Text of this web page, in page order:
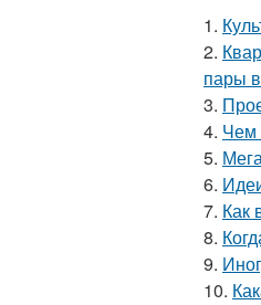
1.
2.
пары
3.
4. Чем
5.
6.
7. Как
8.
9.
10.